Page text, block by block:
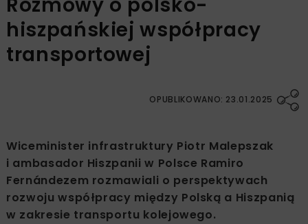
Rozmowy o polsko-
hiszpańskiej współpracy
transportowej
OPUBLIKOWANO: 23.01.2025
Wiceminister infrastruktury Piotr Malepszak
i ambasador Hiszpanii w Polsce Ramiro
Fernándezem rozmawiali o perspektywach
rozwoju współpracy między Polską a Hiszpanią
w zakresie transportu kolejowego.